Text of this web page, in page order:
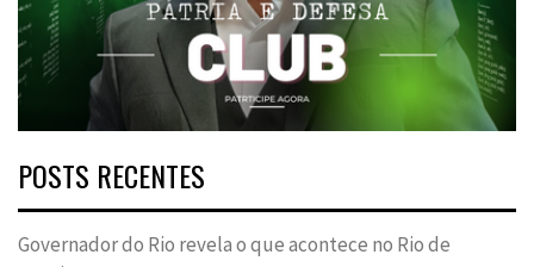
POSTS RECENTES
Governador do Rio revela o que acontece no Rio de